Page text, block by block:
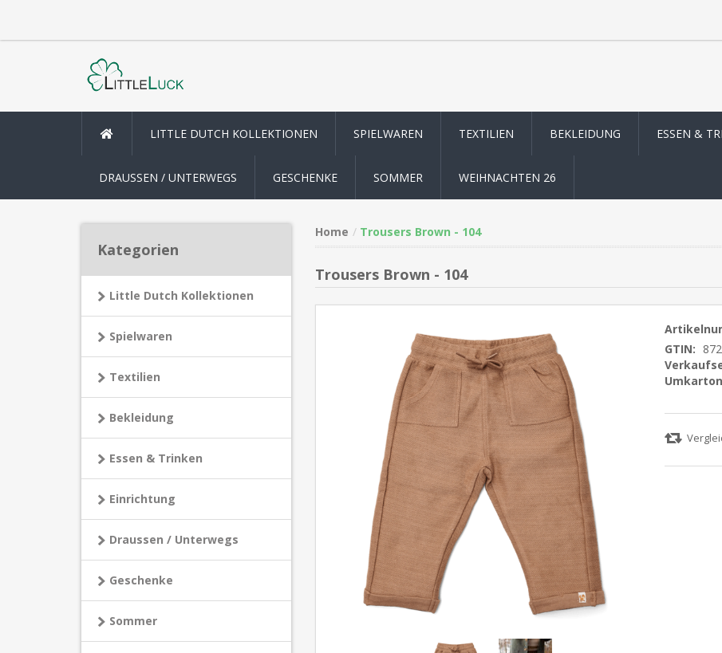
LITTLE DUTCH KOLLEKTIONEN SPIELWAREN TEXTILIEN BEKLEIDUNG ESSEN &
DRAUSSEN / UNTERWEGS GESCHENKE SOMMER WEIHNACHTEN 26
Kategorien
Little Dutch Kollektionen
Spielwaren
Textilien
Bekleidung
Essen & Trinken
Einrichtung
Draussen / Unterwegs
Geschenke
Sommer
Home Trousers Brown - 104
Trousers Brown - 104
GTIN: